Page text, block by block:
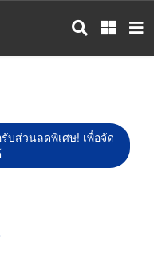
บส่วนลดพิเศษ! เพื่อจัด